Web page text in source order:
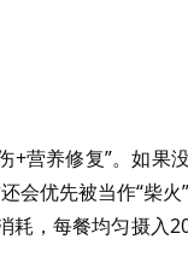
+营养修复”。如
会优先被当作“柴
，每餐均匀摄入